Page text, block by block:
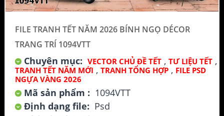
FILE TRANH TẾT NĂM 2026 BÍNH NGỌ DÉCOR
TRANG TRÍ 1094VTT
Chuyên mục: VECTOR CHỦ ĐỀ TẾT , TƯ LIỆU TẾT ,
TRANH TẾT NĂM MỚI , TRANH TỔNG HỢP , FILE PSD
NGỰA VÀNG 2026
Mã sản phẩm : 1094VTT
Định dạng file: Psd